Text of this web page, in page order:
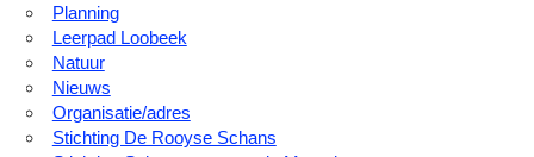
Planning
Leerpad Loobeek
Natuur
Nieuws
Organisatie/adres
Stichting De Rooyse Schans